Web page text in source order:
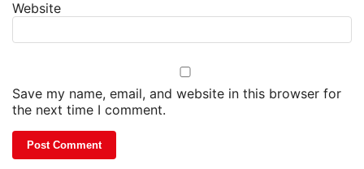
Website
Save my name, email, and website in this browser for
the next time I comment.